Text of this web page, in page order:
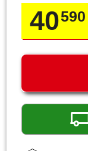
40590